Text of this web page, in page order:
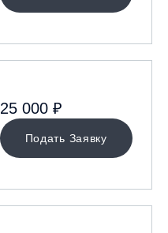
Подать Заявку
25 000 ₽